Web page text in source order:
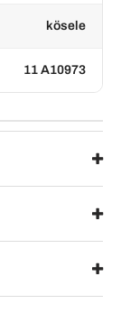
kösele
11 A10973